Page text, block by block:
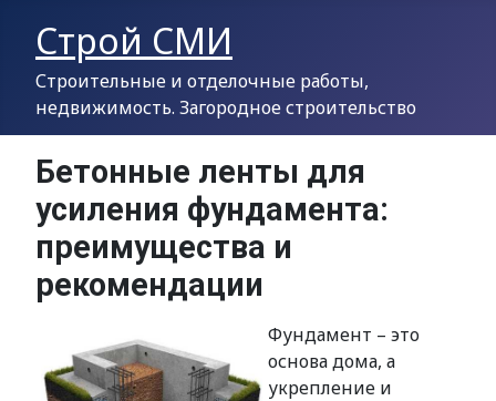
Строй СМИ
Строительные и отделочные работы,
недвижимость. Загородное строительство
Бетонные ленты для
усиления фундамента:
преимущества и
рекомендации
Фундамент – это
основа дома, а
укрепление и